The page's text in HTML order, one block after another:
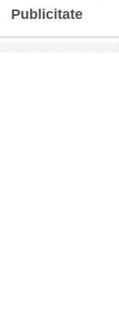
Publicitate